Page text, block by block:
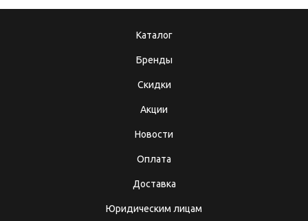
Каталог
Бренды
Скидки
Акции
Новости
Оплата
Доставка
Юридическим лицам